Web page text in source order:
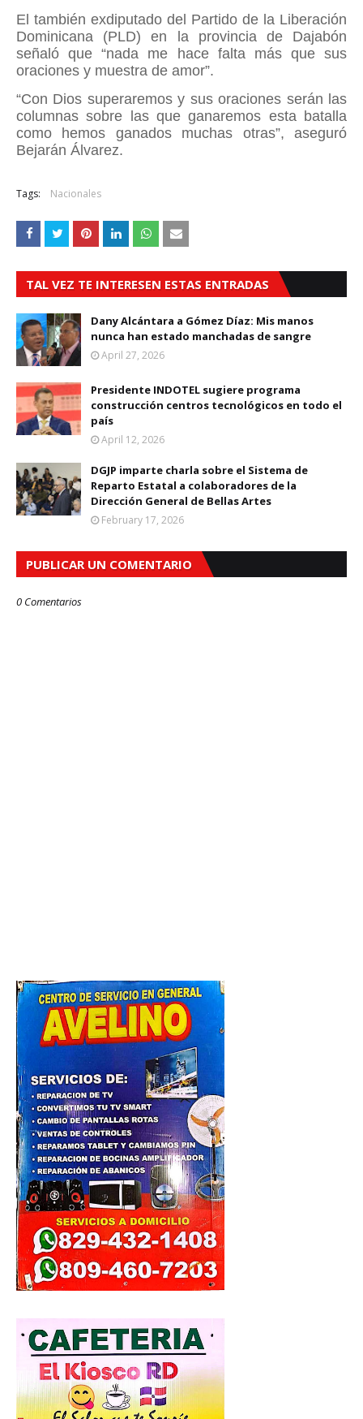
El también exdiputado del Partido de la Liberación
Dominicana (PLD) en la provincia de Dajabón
señaló que “nada me hace falta más que sus
oraciones y muestra de amor”.
“Con Dios superaremos y sus oraciones serán las
columnas sobre las que ganaremos esta batalla
como hemos ganados muchas otras”, aseguró
Bejarán Álvarez.
Tags: Nacionales
TAL VEZ TE INTERESEN ESTAS ENTRADAS
Dany Alcántara a Gómez Díaz: Mis manos
nunca han estado manchadas de sangre
April 27, 2026
Presidente INDOTEL sugiere programa
construcción centros tecnológicos en todo el
país
April 12, 2026
DGJP imparte charla sobre el Sistema de
Reparto Estatal a colaboradores de la
Dirección General de Bellas Artes
February 17, 2026
PUBLICAR UN COMENTARIO
0 Comentarios